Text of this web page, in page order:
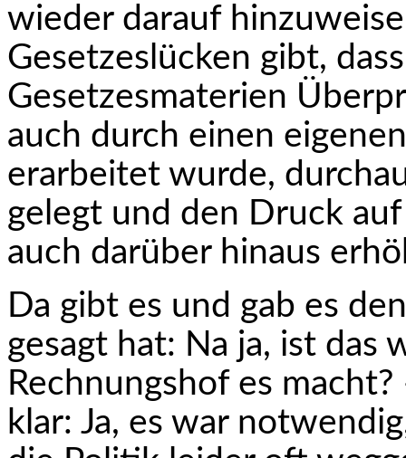
wieder darauf
Gesetzeslücken gibt,
Gesetzesmaterien
auch durch einen
erarbeitet wurde,
gelegt und den Druck
auch darüber hinaus
Da gibt es und gab es
gesagt hat: Na ja, ist das
Rechnungshof es
klar: Ja, es war